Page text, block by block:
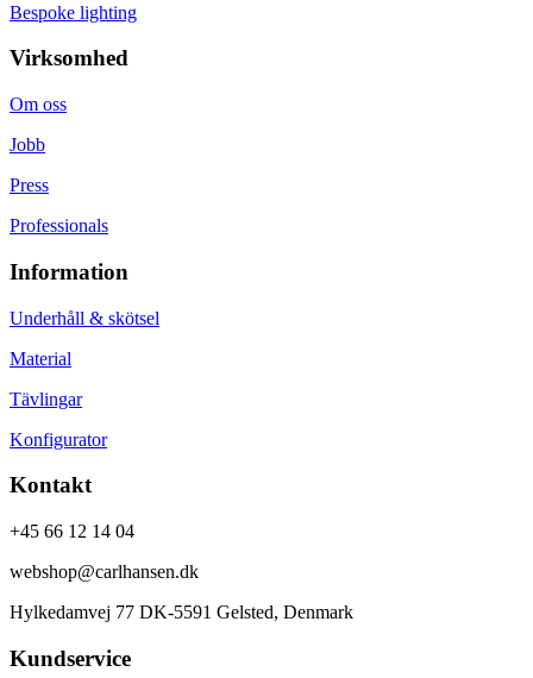
Bespoke lighting
Virksomhed
Om oss
Jobb
Press
Professionals
Information
Underhåll & skötsel
Material
Tävlingar
Konfigurator
Kontakt
+45 66 12 14 04
webshop@carlhansen.dk
Hylkedamvej 77 DK-5591 Gelsted, Denmark
Kundservice